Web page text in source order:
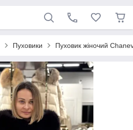
Пуховики Пуховик жіночий